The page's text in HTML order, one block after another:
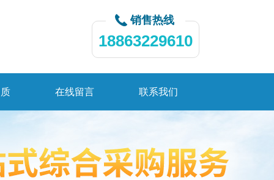
销售热线
18863229610
在线留言 联系我们